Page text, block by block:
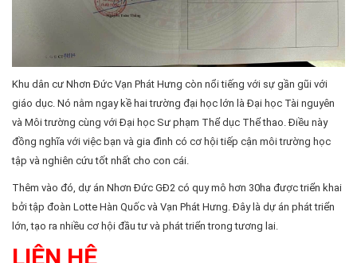
Khu dân cư Nhơn Đức Vạn Phát Hưng còn nổi tiếng với sự gần gũi với
giáo dục. Nó nằm ngay kề hai trường đại học lớn là Đại học Tài nguyên
và Môi trường cùng với Đại học Sư phạm Thể dục Thể thao. Điều này
đồng nghĩa với việc bạn và gia đình có cơ hội tiếp cận môi trường học
tập và nghiên cứu tốt nhất cho con cái.
Thêm vào đó, dự án Nhơn Đức GĐ2 có quy mô hơn 30ha được triển khai
bởi tập đoàn Lotte Hàn Quốc và Vạn Phát Hưng. Đây là dự án phát triển
lớn, tạo ra nhiều cơ hội đầu tư và phát triển trong tương lai.
LIÊN HỆ